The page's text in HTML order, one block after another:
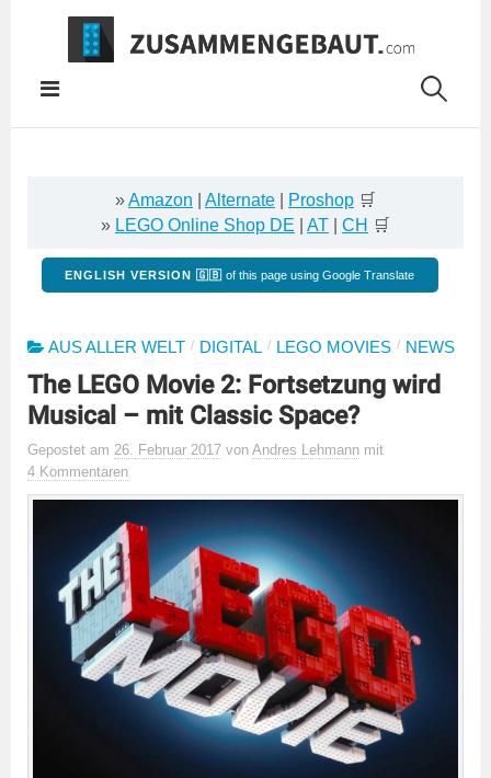
Springe
Inhalt
»Amazon Alternate Proshop 🛒
» LEGO Online Shop DE AT CH 🛒
ENGLISH VERSION 🇬🇧 of this page using Google Translate
AUS ALLER WELT / DIGITAL / LEGO MOVIES / NEWS
The LEGO Movie 2: Fortsetzung wird
Musical – mit Classic Space?
Gepostet am 26. Februar 2017 von Andres Lehmann mit
4 Kommentaren